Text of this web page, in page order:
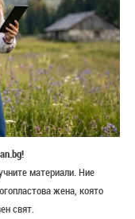
материали. Ние
жена, която
свят.